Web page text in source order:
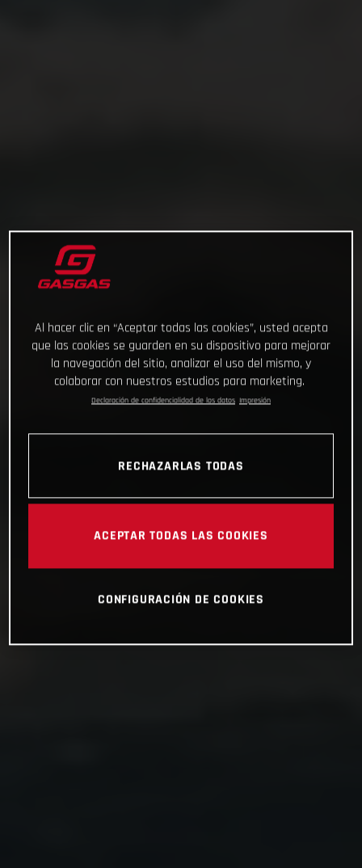
Al hacer clic en “Aceptar todas las cookies”, usted acepta
que las cookies se guarden en su dispositivo para mejorar
la navegación del sitio, analizar el uso del mismo, y
colaborar con nuestros estudios para marketing.
Declaración de confidencialidad de los datos Impresión
RECHAZARLAS TODAS
ACEPTAR TODAS LAS COOKIES
CONFIGURACIÓN DE COOKIES